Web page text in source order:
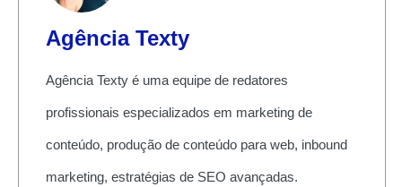
Agência Texty
Agência Texty é uma equipe de redatores
profissionais especializados em marketing de
conteúdo, produção de conteúdo para web, inbound
marketing, estratégias de SEO avançadas.